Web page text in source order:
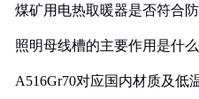
煤矿用电热取暖器是否符合
照明母线槽的主要作用是什么
A516Gr70对应国内材质及低